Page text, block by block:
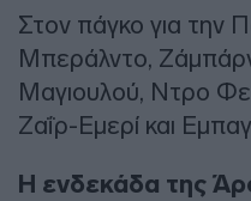
Στον πάγκο για την
Μπεράλντο,
Μαγιουλού, Ντρο
Ζαΐρ-Εμερί και
Η ενδεκάδα της